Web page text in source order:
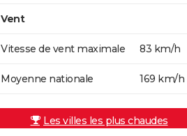
Vent
Vitesse de vent maximale 83 km/h
Moyenne nationale 169 km/h
Les villes les plus chaudes